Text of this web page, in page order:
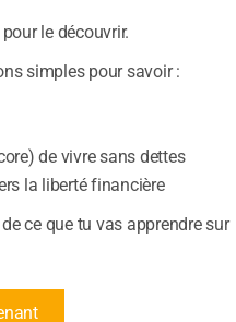
le découvrir.
simples pour savoir :
de vivre sans dettes
la liberté financière
ce que tu vas apprendre sur